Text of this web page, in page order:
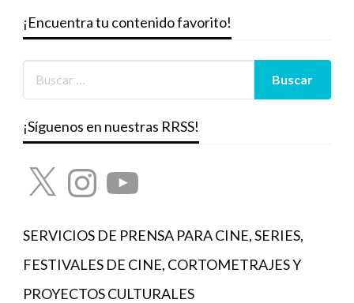
¡Encuentra tu contenido favorito!
¡Síguenos en nuestras RRSS!
X InstagramYouTube
SERVICIOS DE PRENSA PARA CINE, SERIES,
FESTIVALES DE CINE, CORTOMETRAJES Y
PROYECTOS CULTURALES